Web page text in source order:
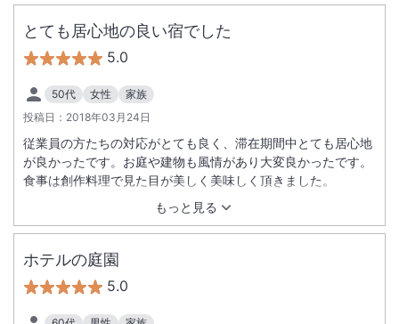
せんでした。テーブル上のキャンドルもロマンティックで小粋
な演出ですね。食事時間が２部制なのが少し残念ですが。男性
ピタリティが抜群で、五感を満足させてくれる宿です。次回は
河津桜の頃に伺いたいと思います。
とても居心地の良い宿でした
5.0
50代 女性
家族
投稿日： 2018年03月24日
もっと見る
従業員の方たちの対応がとても良く、滞在期間中とても居心地
が良かったです。お庭や建物も風情があり大変良かったです。
食事は創作料理で見た目が美しく美味しく頂きました。
ホテルの庭園
5.0